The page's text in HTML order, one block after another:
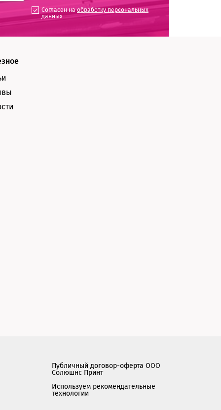
Согласен наобработку персональных
данных
Публичный договор-оферта ООО
Солюшнс Принт
Используем рекомендательные
технологии